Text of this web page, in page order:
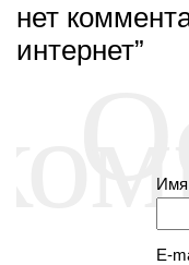
нет
интернет”
Имя
E-